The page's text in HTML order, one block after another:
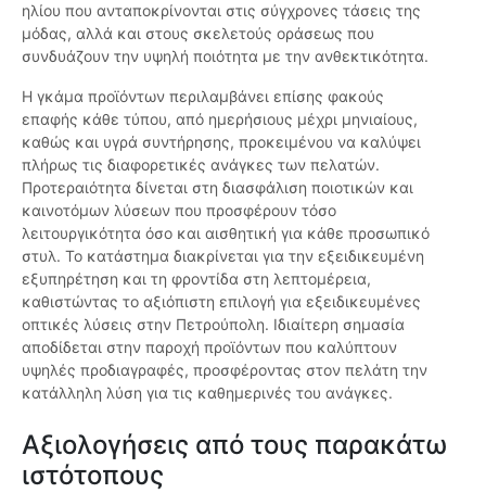
ηλίου που ανταποκρίνονται στις σύγχρονες τάσεις της
μόδας, αλλά και στους σκελετούς οράσεως που
συνδυάζουν την υψηλή ποιότητα με την ανθεκτικότητα.
Η γκάμα προϊόντων περιλαμβάνει επίσης φακούς
επαφής κάθε τύπου, από ημερήσιους μέχρι μηνιαίους,
καθώς και υγρά συντήρησης, προκειμένου να καλύψει
πλήρως τις διαφορετικές ανάγκες των πελατών.
Προτεραιότητα δίνεται στη διασφάλιση ποιοτικών και
καινοτόμων λύσεων που προσφέρουν τόσο
λειτουργικότητα όσο και αισθητική για κάθε προσωπικό
στυλ. Το κατάστημα διακρίνεται για την εξειδικευμένη
εξυπηρέτηση και τη φροντίδα στη λεπτομέρεια,
καθιστώντας το αξιόπιστη επιλογή για εξειδικευμένες
οπτικές λύσεις στην Πετρούπολη. Ιδιαίτερη σημασία
αποδίδεται στην παροχή προϊόντων που καλύπτουν
υψηλές προδιαγραφές, προσφέροντας στον πελάτη την
κατάλληλη λύση για τις καθημερινές του ανάγκες.
Αξιολογήσεις από τους παρακάτω
ιστότοπους